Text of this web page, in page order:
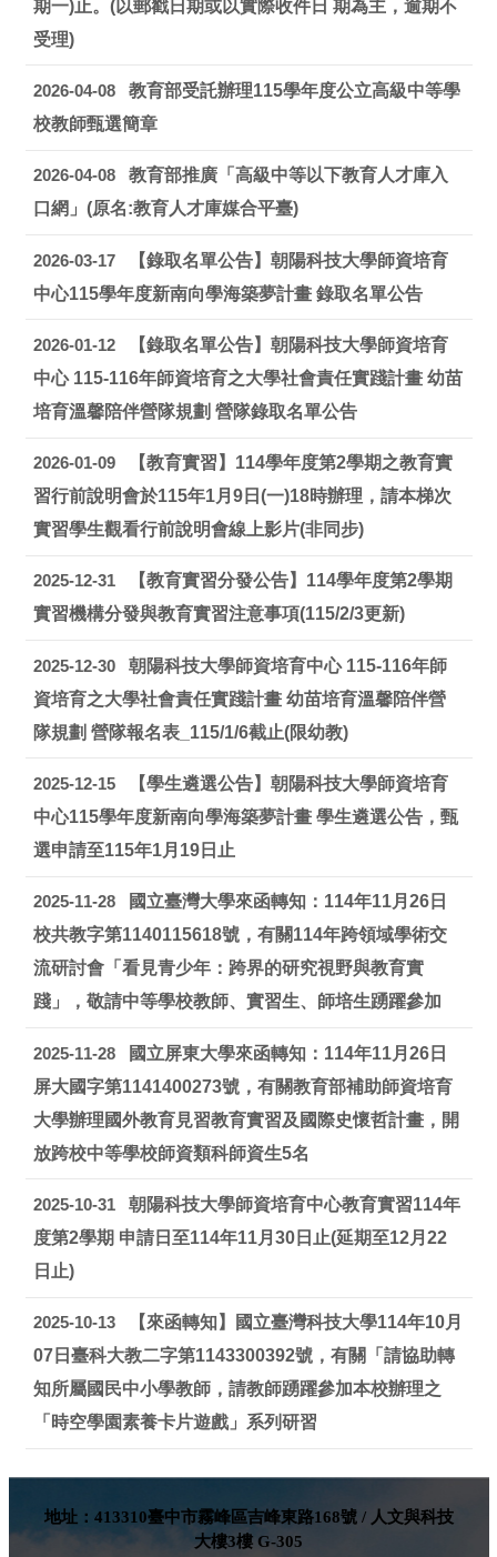
期一)止。(以郵戳日期或以實際收件日 期為主，逾期不
受理)
2026-04-08
教育部受託辦理115學年度公立高級中等學
校教師甄選簡章
2026-04-08
教育部推廣「高級中等以下教育人才庫入
口網」(原名:教育人才庫媒合平臺)
2026-03-17
【錄取名單公告】朝陽科技大學師資培育
中心115學年度新南向學海築夢計畫 錄取名單公告
2026-01-12
【錄取名單公告】朝陽科技大學師資培育
中心 115-116年師資培育之大學社會責任實踐計畫 幼苗
培育溫馨陪伴營隊規劃 營隊錄取名單公告
2026-01-09
【教育實習】114學年度第2學期之教育實
習行前說明會於115年1月9日(一)18時辦理，請本梯次
實習學生觀看行前說明會線上影片(非同步)
2025-12-31
【教育實習分發公告】114學年度第2學期
實習機構分發與教育實習注意事項(115/2/3更新)
2025-12-30
朝陽科技大學師資培育中心 115-116年師
資培育之大學社會責任實踐計畫 幼苗培育溫馨陪伴營
隊規劃 營隊報名表_115/1/6截止(限幼教)
2025-12-15
【學生遴選公告】朝陽科技大學師資培育
中心115學年度新南向學海築夢計畫 學生遴選公告，甄
選申請至115年1月19日止
2025-11-28
國立臺灣大學來函轉知：114年11月26日
校共教字第1140115618號，有關114年跨領域學術交
流研討會「看見青少年：跨界的研究視野與教育實
踐」，敬請中等學校教師、實習生、師培生踴躍參加
2025-11-28
國立屏東大學來函轉知：114年11月26日
屏大國字第1141400273號，有關教育部補助師資培育
大學辦理國外教育見習教育實習及國際史懷哲計畫，開
放跨校中等學校師資類科師資生5名
2025-10-31
朝陽科技大學師資培育中心教育實習114年
度第2學期 申請日至114年11月30日止(延期至12月22
日止)
2025-10-13
【來函轉知】國立臺灣科技大學114年10月
07日臺科大教二字第1143300392號，有關「請協助轉
知所屬國民中小學教師，請教師踴躍參加本校辦理之
「時空學園素養卡片遊戲」系列研習
地址：413310臺中市霧峰區吉峰東路168號 / 人文與科技
大樓3樓 G-305